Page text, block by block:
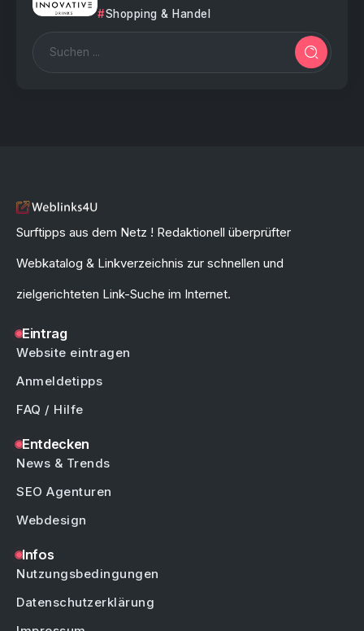
Shopping & Handel
Surftipps aus dem Netz ! Redaktionell überprüfter
Webkatalog & Linkverzeichnis zur schnellen und
zielgerichteten Link-Suche im Internet.
Eintrag
Website eintragen
Anmeldetipps
FAQ / Hilfe
Entdecken
News & Trends
SEO Agenturen
Webdesign
Infos
Nutzungsbedingungen
Datenschutzerklärung